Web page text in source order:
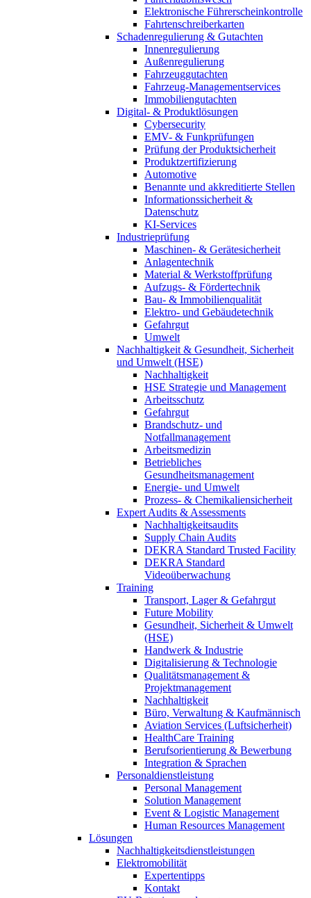
Elektronische Führerscheinkontrolle
Fahrtenschreiberkarten
Schadenregulierung & Gutachten
Innenregulierung
Außenregulierung
Fahrzeuggutachten
Fahrzeug-Managementservices
Immobiliengutachten
Digital- & Produktlösungen
Cybersecurity
EMV- & Funkprüfungen
Prüfung der Produktsicherheit
Produktzertifizierung
Automotive
Benannte und akkreditierte Stellen
Informationssicherheit &
Datenschutz
KI-Services
Industrieprüfung
Maschinen- & Gerätesicherheit
Anlagentechnik
Material & Werkstoffprüfung
Aufzugs- & Fördertechnik
Bau- & Immobilienqualität
Elektro- und Gebäudetechnik
Gefahrgut
Umwelt
Nachhaltigkeit & Gesundheit, Sicherheit
und Umwelt (HSE)
Nachhaltigkeit
HSE Strategie und Management
Arbeitsschutz
Gefahrgut
Brandschutz- und
Notfallmanagement
Arbeitsmedizin
Betriebliches
Gesundheitsmanagement
Energie- und Umwelt
Prozess- & Chemikaliensicherheit
Expert Audits & Assessments
Nachhaltigkeitsaudits
Supply Chain Audits
DEKRA Standard Trusted Facility
DEKRA Standard
Videoüberwachung
Training
Transport, Lager & Gefahrgut
Future Mobility
Gesundheit, Sicherheit & Umwelt
(HSE)
Handwerk & Industrie
Digitalisierung & Technologie
Qualitätsmanagement &
Projektmanagement
Nachhaltigkeit
Büro, Verwaltung & Kaufmännisch
Aviation Services (Luftsicherheit)
HealthCare Training
Berufsorientierung & Bewerbung
Integration & Sprachen
Personaldienstleistung
Personal Management
Solution Management
Event & Logistic Management
Human Resources Management
Lösungen
Nachhaltigkeitsdienstleistungen
Elektromobilität
Expertentipps
Kontakt